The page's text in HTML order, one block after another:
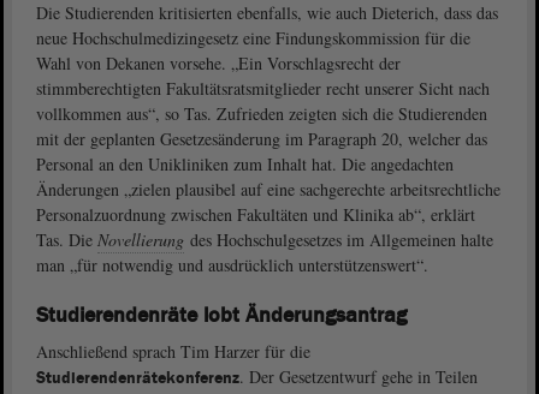
Die Studierenden kritisierten ebenfalls, wie auch Dieterich, dass das
neue Hochschulmedizingesetz eine Findungskommission für die
Wahl von Dekanen vorsehe. „Ein Vorschlagsrecht der
stimmberechtigten Fakultätsratsmitglieder recht unserer Sicht nach
vollkommen aus“, so Tas. Zufrieden zeigten sich die Studierenden
mit der geplanten Gesetzesänderung im Paragraph 20, welcher das
Personal an den Unikliniken zum Inhalt hat. Die angedachten
Änderungen „zielen plausibel auf eine sachgerechte arbeitsrechtliche
Personalzuordnung zwischen Fakultäten und Klinika ab“, erklärt
Tas. Die Novellierung des Hochschulgesetzes im Allgemeinen halte
man „für notwendig und ausdrücklich unterstützenswert“.
Studierendenräte lobt Änderungsantrag
Anschließend sprach Tim Harzer für die
Studierendenrätekonferenz. Der Gesetzentwurf gehe in Teilen